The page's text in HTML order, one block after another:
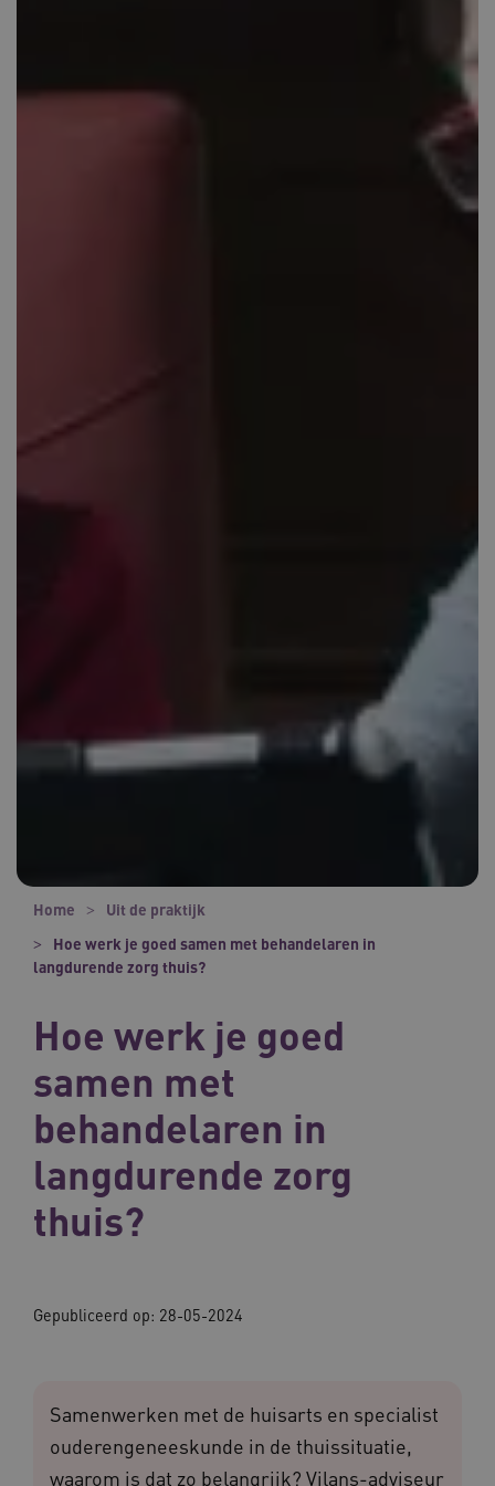
Home
Uit de praktijk
Hoe werk je goed samen met behandelaren in
langdurende zorg thuis?
Hoe werk je goed
samen met
behandelaren in
langdurende zorg
thuis?
Gepubliceerd op: 28-05-2024
Samenwerken met de huisarts en specialist
ouderengeneeskunde in de thuissituatie,
waarom is dat zo belangrijk? Vilans-adviseur